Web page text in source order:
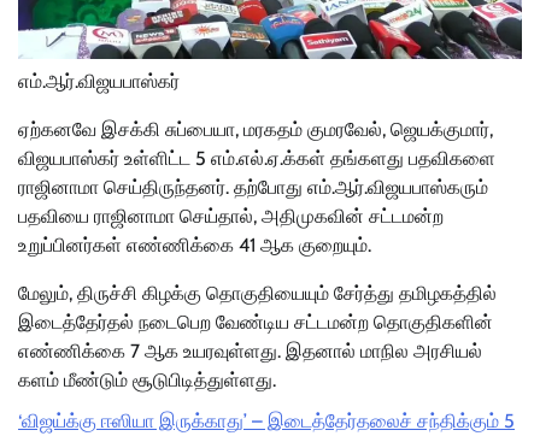
எம்.ஆர்.விஜயபாஸ்கர்
ஏற்கனவே இசக்கி சுப்பையா, மரகதம் குமரவேல், ஜெயக்குமார்,
விஜயபாஸ்கர் உள்ளிட்ட 5 எம்.எல்.ஏ.க்கள் தங்களது பதவிகளை
ராஜினாமா செய்திருந்தனர். தற்போது எம்.ஆர்.விஜயபாஸ்கரும்
பதவியை ராஜினாமா செய்தால், அதிமுகவின் சட்டமன்ற
உறுப்பினர்கள் எண்ணிக்கை 41 ஆக குறையும்.
மேலும், திருச்சி கிழக்கு தொகுதியையும் சேர்த்து தமிழகத்தில்
இடைத்தேர்தல் நடைபெற வேண்டிய சட்டமன்ற தொகுதிகளின்
எண்ணிக்கை 7 ஆக உயரவுள்ளது. இதனால் மாநில அரசியல்
களம் மீண்டும் சூடுபிடித்துள்ளது.
‘விஜய்க்கு ஈஸியா இருக்காது’ – இடைத்தேர்தலைச் சந்திக்கும் 5